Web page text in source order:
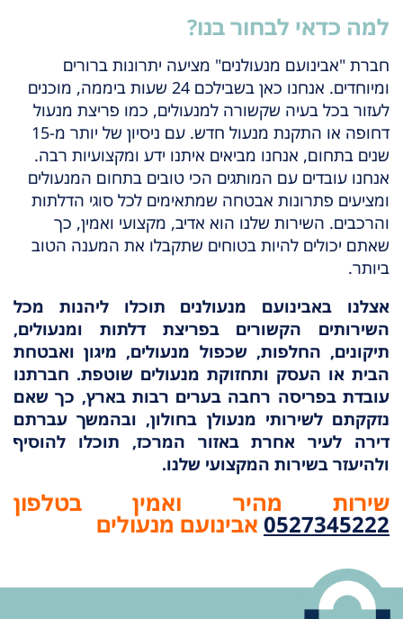
למה כדאי לבחור בנו?
חברת "אבינועם מנעולנים" מציעה יתרונות ברורים
ומיוחדים. אנחנו כאן בשבילכם 24 שעות ביממה, מוכנים
לעזור בכל בעיה שקשורה למנעולים, כמו פריצת מנעול
דחופה או התקנת מנעול חדש. עם ניסיון של יותר מ-15
שנים בתחום, אנחנו מביאים איתנו ידע ומקצועיות רבה.
אנחנו עובדים עם המותגים הכי טובים בתחום המנעולים
ומציעים פתרונות אבטחה שמתאימים לכל סוגי הדלתות
והרכבים. השירות שלנו הוא אדיב, מקצועי ואמין, כך
שאתם יכולים להיות בטוחים שתקבלו את המענה הטוב
ביותר.
אצלנו באבינועם מנעולנים תוכלו ליהנות מכל
השירותים הקשורים בפריצת דלתות ומנעולים,
תיקונים, החלפות, שכפול מנעולים, מיגון ואבטחת
הבית או העסק ותחזוקת מנעולים שוטפת. חברתנו
עובדת בפריסה רחבה בערים רבות בארץ, כך שאם
נזקקתם לשירותי מנעולן בחולון, ובהמשך עברתם
דירה לעיר אחרת באזור המרכז, תוכלו להוסיף
ולהיעזר בשירות המקצועי שלנו.
שירות מהיר ואמין בטלפון
0527345222אבינועם מנעולים